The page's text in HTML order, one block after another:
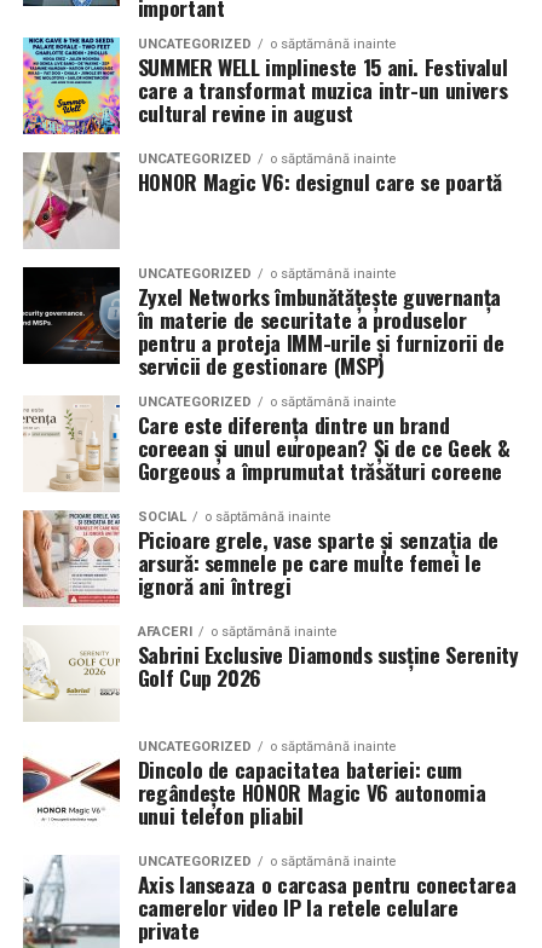
Pentru rezervări și informații: 0262 287 000 / 0748 023
165
Romanita Events continuă astfel să fie o gazdă
importantă a momentelor speciale din Maramureș,
combinând experiența organizatorică cu capacitatea de
a transforma fiecare eveniment într-o amintire
deosebită pentru participanți.
Anvelopele influenteaza direct postura masinii. Profilul,
latimea si aspectul flancului pot schimba complet felul
in care masina sta pe roti. O alegere inspirata poate
accentua liniile caroseriei si poate oferi un look
echilibrat, in timp ce o alegere gresita poate strica
proportiile, chiar daca restul masinii este bine realizat.
Anvelopele ca element vizual la show-uri auto
La evenimentele auto din Cluj, anvelopele nu sunt doar
componente functionale, ci si elemente vizuale. Publicul
si fotografii surprind adesea detalii precum modul in
care roata umple aripa, distanta fata de caroserie si
aspectul general al ansamblului roata-janta.
Anvelopele curate, cu dimensiuni corecte si uzura
uniforma, contribuie la imaginea profesionala a unei
masini de show. In multe cazuri, acestea completeaza
jantele si intaresc conceptul ales de proprietar, fie ca
vorbim despre un stil elegant, sportiv sau minimalist.
Echilibrul dintre estetica si utilizare reala
Un aspect specific evenimentelor auto din Cluj este
prezenta multor masini care nu sunt doar proiecte de
show, ci si vehicule utilizate zilnic. Proprietarii acestora
cauta solutii care sa le permita sa participe la
evenimente fara a sacrifica complet confortul sau
siguranta pe drumurile publice.
In acest context, anvelopele alese trebuie sa ofere un
echilibru intre aspect si functionalitate. Multi pasionati
opteaza pentru anvelope care arata bine la show, dar
important
UNCATEGORIZED o săptămână inainte
SUMMER WELL implineste 15 ani. Festivalul
care a transformat muzica intr-un univers
cultural revine in august
UNCATEGORIZED o săptămână inainte
HONOR Magic V6: designul care se poartă
UNCATEGORIZED o săptămână inainte
Zyxel Networks îmbunătățește guvernanța
în materie de securitate a produselor
pentru a proteja IMM-urile și furnizorii de
servicii de gestionare (MSP)
UNCATEGORIZED o săptămână inainte
Care este diferența dintre un brand
coreean și unul european? Și de ce Geek &
Gorgeous a împrumutat trăsături coreene
SOCIAL o săptămână inainte
Picioare grele, vase sparte și senzația de
arsură: semnele pe care multe femei le
ignoră ani întregi
AFACERI o săptămână inainte
Sabrini Exclusive Diamonds susține Serenity
Golf Cup 2026
UNCATEGORIZED o săptămână inainte
Dincolo de capacitatea bateriei: cum
regândește HONOR Magic V6 autonomia
unui telefon pliabil
UNCATEGORIZED o săptămână inainte
Axis lanseaza o carcasa pentru conectarea
camerelor video IP la retele celulare
private